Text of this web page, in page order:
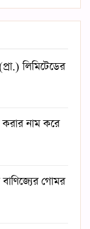
লিমিটেডের
নাম করে
গোমর